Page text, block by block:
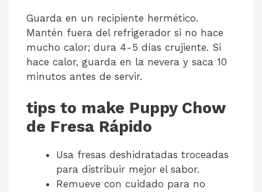
Guarda en un recipiente hermético.
Mantén fuera del refrigerador si no hace
mucho calor; dura 4-5 días crujiente. Si
hace calor, guarda en la nevera y saca 10
minutos antes de servir.
tips to make Puppy Chow
de Fresa Rápido
Usa fresas deshidratadas troceadas
para distribuir mejor el sabor.
Remueve con cuidado para no